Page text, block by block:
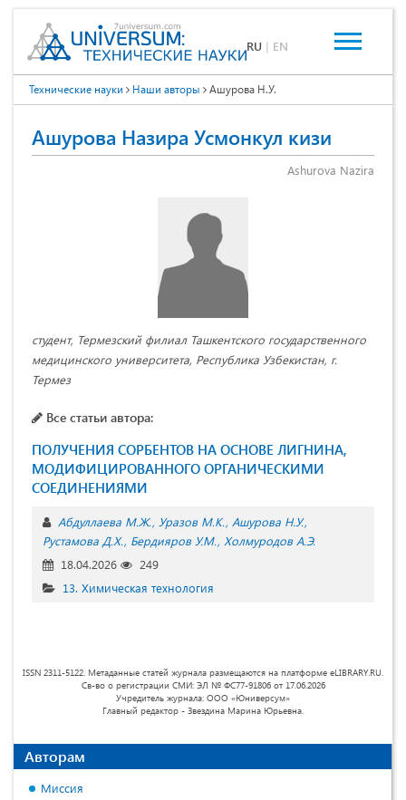
RU | EN
Технические науки Наши авторы Ашурова Н.У.
Ашурова Назира Усмонкул кизи
Ashurova Nazira
студент, Термезский филиал Ташкентского государственного
медицинского университета, Республика Узбекистан, г.
Термез
Все статьи автора:
ПОЛУЧЕНИЯ СОРБЕНТОВ НА ОСНОВЕ ЛИГНИНА,
МОДИФИЦИРОВАННОГО ОРГАНИЧЕСКИМИ
СОЕДИНЕНИЯМИ
Абдуллаева М.Ж. Уразов М.К. Ашурова Н.У.
Рустамова Д.Х. Бердияров У.М. Холмуродов А.Э.
18.04.2026
249
13. Химическая технология
ISSN 2311-5122. Метаданные статей журнала размещаются на платформе eLIBRARY.RU.
Св-во о регистрации СМИ: ЭЛ № ФС77-91806 от 17.06.2026
Учредитель журнала: ООО «Юниверсум»
Главный редактор - Звездина Марина Юрьевна.
Авторам
Миссия